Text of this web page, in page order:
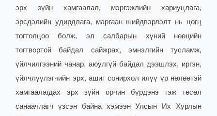
эрх зүйн хамгаалал, мэргэжлийн хариуцлага,
эрсдэлийн удирдлага, маргаан шийдвэрлэлт нь цогц
тогтолцоо болж, эл салбарын хүний нөөцийн
тогтвортой байдал сайжрах, эмнэлгийн тусламж,
үйлчилгээний чанар, аюулгүй байдал дээшлэх, иргэн,
үйлчлүүлэгчийн эрх, ашиг сонирхол илүү үр нөлөөтэй
хамгаалагдах эрх зүйн орчин бүрдэнэ гэж төсөл
санаачлагч үзсэн байна хэмээн Улсын Их Хурлын